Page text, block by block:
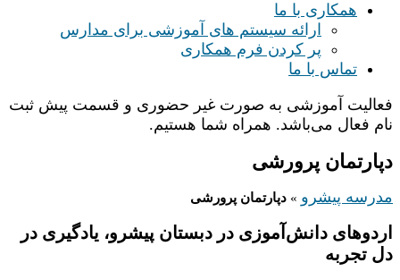
همکاری با ما
ارائه سیستم های آموزشی برای مدارس
پر کردن فرم همکاری
تماس با ما
فعالیت آموزشی به صورت غیر حضوری و قسمت پیش ثبت
نام فعال می‌باشد. همراه شما هستیم.
دپارتمان پرورشی
مدرسه پیشرو » دپارتمان پرورشی
اردوهای دانش‌آموزی در دبستان پیشرو، یادگیری در
دل تجربه